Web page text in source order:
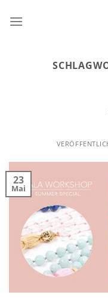
Inhalt
23
Mai